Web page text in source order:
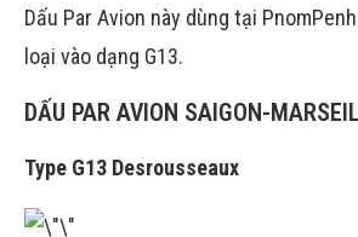
Dấu Par Avion này dùng tại
loại vào dạng G13.
DẤU PAR AVION SAIGON-
Type G13 Desrousseaux